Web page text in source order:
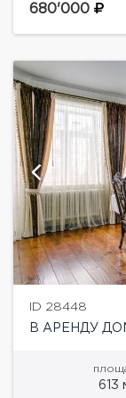
придомовой
680'000
ID 28448
В АРЕНДУ
613